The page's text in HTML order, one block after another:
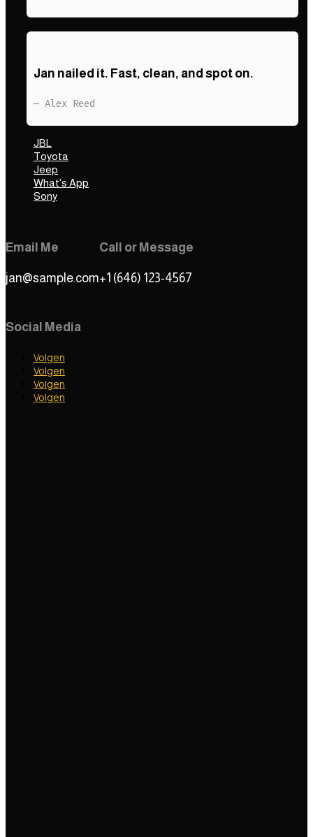
Jan nailed it. Fast, clean, and spot on.
— Alex Reed
JBL
Toyota
Jeep
What's App
Sony
Email Me
jan@sample.com
Social Media
Volgen
Volgen
Volgen
Volgen
Call or Message
+1 (646) 123-4567